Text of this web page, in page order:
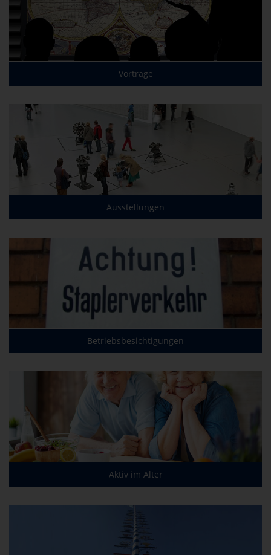
Vorträge
Ausstellungen
Betriebsbesichtigungen
Aktiv im Alter